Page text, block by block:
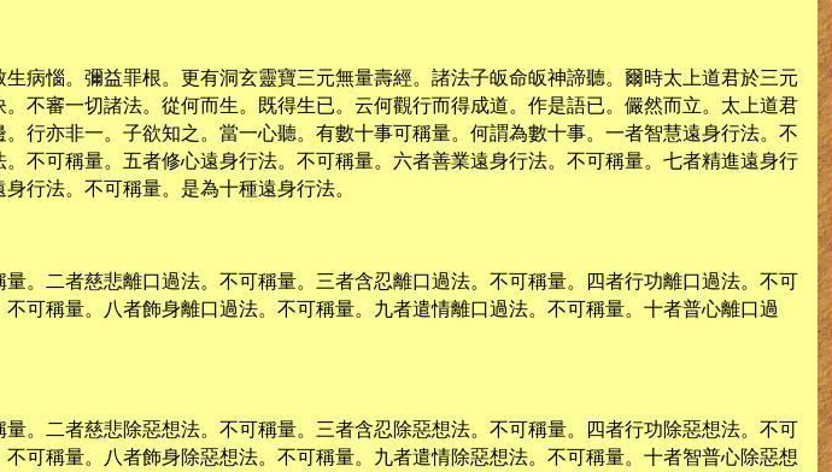
病惱。彌益罪根。更有洞玄靈寶三元無量壽經。諸法子皈命皈神諦聽。爾時太上道君於三元
不審一切諸法。從何而生。既得生已。云何觀行而得成道。作是語已。儼然而立。太上道君
行亦非一。子欲知之。當一心聽。有數十事可稱量。何謂為數十事。一者智慧遠身行法。不
不可稱量。五者修心遠身行法。不可稱量。六者善業遠身行法。不可稱量。七者精進遠身行
行法。不可稱量。是為十種遠身行法。
。二者慈悲離口過法。不可稱量。三者含忍離口過法。不可稱量。四者行功離口過法。不可
可稱量。八者飾身離口過法。不可稱量。九者遣情離口過法。不可稱量。十者普心離口過
。二者慈悲除惡想法。不可稱量。三者含忍除惡想法。不可稱量。四者行功除惡想法。不可
可稱量。八者飾身除惡想法。不可稱量。九者遣情除惡想法。不可稱量。十者智普心除惡想